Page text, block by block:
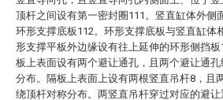
顶杆之间设有第一密封圈111。竖直缸体外侧
环形支撑底板112。环形支撑底板与竖直缸体
形支撑平板外边缘设有往上延伸的环形侧挡板
板上表面设有两个避让通孔，且两个避让通
分布。隔板上表面上设有两根竖直吊杆8，且
绕顶杆对称分布。两竖直吊杆穿过对应的避让